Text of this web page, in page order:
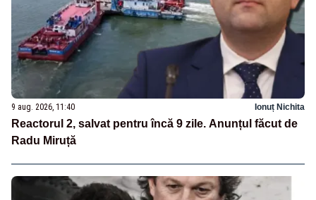
9 aug. 2026, 11:40 Ionuț Nichita
Reactorul 2, salvat pentru încă 9 zile. Anunțul făcut de
Radu Miruță